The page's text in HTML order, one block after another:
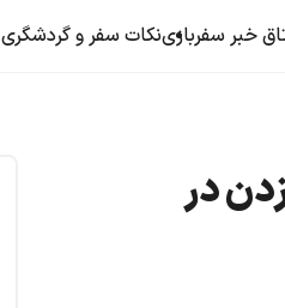
خبر سفربازینکات سفر و گردشگری
در